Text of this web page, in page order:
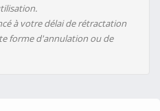
à votre délai de rétractation
forme d'annulation ou de